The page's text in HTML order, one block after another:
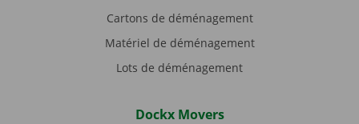
Cartons de déménagement
Matériel de déménagement
Lots de déménagement
Dockx Movers